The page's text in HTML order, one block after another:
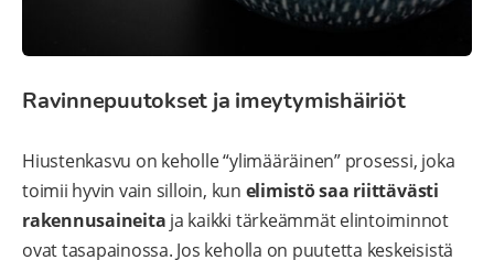
Ravinnepuutokset ja imeytymishäiriöt
Hiustenkasvu on keholle “ylimääräinen” prosessi, joka
toimii hyvin vain silloin, kun elimistö saa riittävästi
rakennusaineita ja kaikki tärkeämmät elintoiminnot
ovat tasapainossa. Jos keholla on puutetta keskeisistä